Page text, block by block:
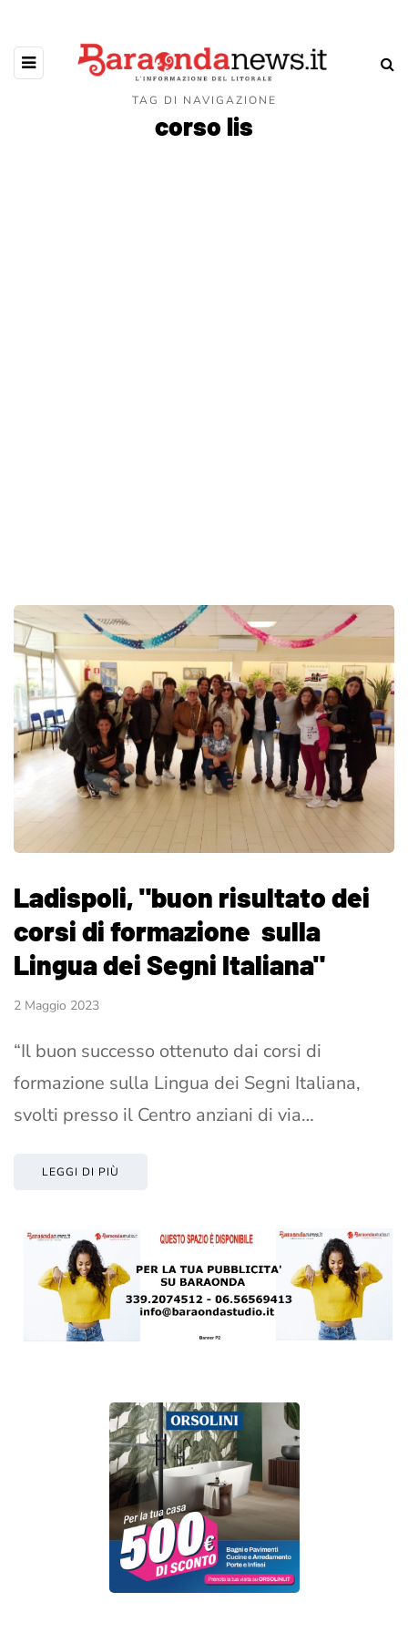
TAG DI NAVIGAZIONE
corso lis
Ladispoli, "buon risultato dei
corsi di formazione sulla
Lingua dei Segni Italiana"
2 Maggio 2023
“Il buon successo ottenuto dai corsi di
formazione sulla Lingua dei Segni Italiana,
svolti presso il Centro anziani di via…
LEGGI DI PIÙ